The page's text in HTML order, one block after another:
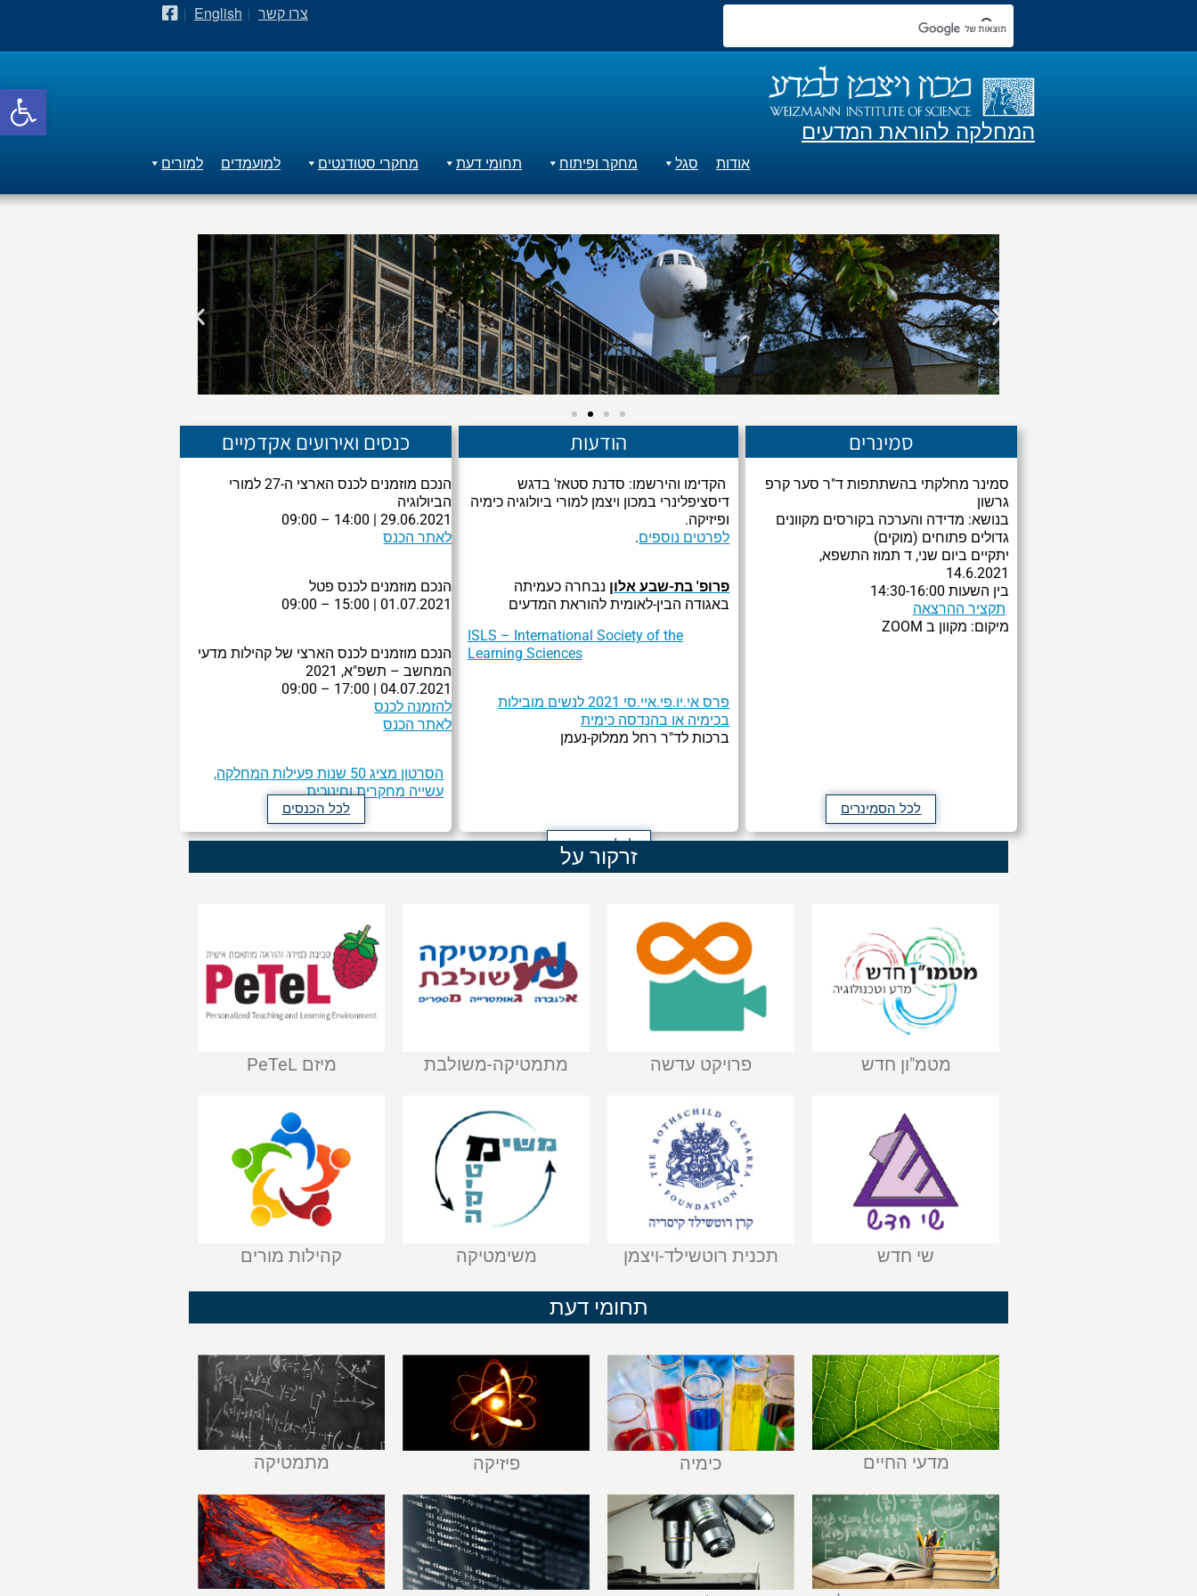
פתח
צרו קשר English
המחלקה להוראת המדעים
אודות סגל מחקר ופיתוח תחומי דעת מחקרי סטודנטים למועמדים למורים
סמינרים
סמינר מחלקתי בהשתתפות ד"ר סער קרפ
גרשון
בנושא: מדידה והערכה בקורסים מקוונים
גדולים פתוחים (מוקים)
יתקיים ביום שני, ד תמוז התשפא,
14.6.2021
בין השעות 14:30-16:00
תקציר ההרצאה
ZOOM מיקום: מקוון ב
לכל הסמינרים
הודעות
הקדימו והירשמו: סדנת סטאז' בדגש
דיסציפלינרי במכון ויצמן למורי ביולוגיה כימיה
ופיזיקה.
לפרטים נוספים.
פרופ' בת-שבע אלון נבחרה כעמיתה
באגודה הבין-לאומית להוראת המדעים
ISLS – International Society of the
Learning Sciences
פרס אי.יו.פי.איי.סי 2021 לנשים מובילות
בכימיה או בהנדסה כימית
ברכות לד"ר רחל ממלוק-נעמן
לכל ההודעות
כנסים ואירועים אקדמיים
הנכם מוזמנים ל
כנס הארצי ה-27 למורי
הביולוגיה
29.06.2021 | 14:00 – 09:00
לאתר הכנס
הנכם מוזמנים לכנס פטל
01.07.2021 | 15:00 – 09:00
הנכם מוזמנים לכנס הארצי של קהילות מדעי
המחשב – תשפ"א, 2021
04.07.2021 | 17:00 – 09:00
להזמנה לכנס
לאתר הכנס
הסרטון מציג 50 שנות פעילות המחלקה,
עשייה מחקרית וחינוכית.
לכל הכנסים
זרקור על
מטמ"ון חדש פרויקט עדשה מתמטיקה-משולבת מיזם PeTeL
שי חדש תכנית רוטשילד-ויצמן משימטיקה קהילות מורים
תחומי דעת
מדעי החיים כימיה פיזיקה מתמטיקה